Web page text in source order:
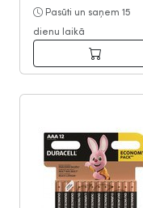
Pasūti un saņem 15
dienu laikā